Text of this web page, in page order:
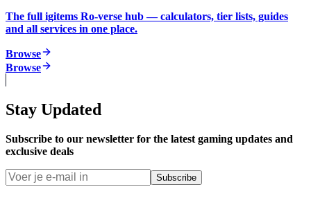
The full igitems Ro-verse hub — calculators, tier lists, guides
and all services in one place.
Browse
Browse
Stay Updated
Subscribe to our newsletter for the latest gaming updates and
exclusive deals
Subscribe